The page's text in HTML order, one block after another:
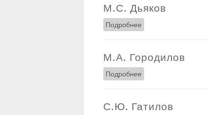
М.С. Дьяков
Подробнее
М.А. Городилов
Подробнее
С.Ю. Гатилов